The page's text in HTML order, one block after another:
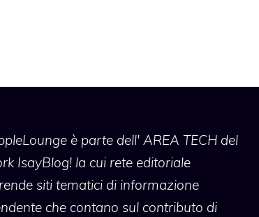
è parte dell' AREA TECH del
IsayBlog! la cui rete editoriale
siti tematici di informazione
che contano sul contributo di